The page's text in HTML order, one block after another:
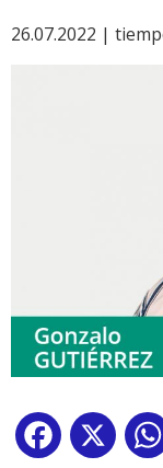
26.07.2022 |
Facebook
X